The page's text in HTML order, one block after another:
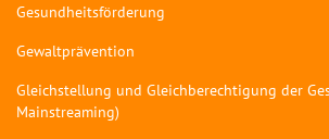
Gesundheitsförderung
Gewaltprävention
Gleichstellung und Gleichberechtigung der
Mainstreaming)